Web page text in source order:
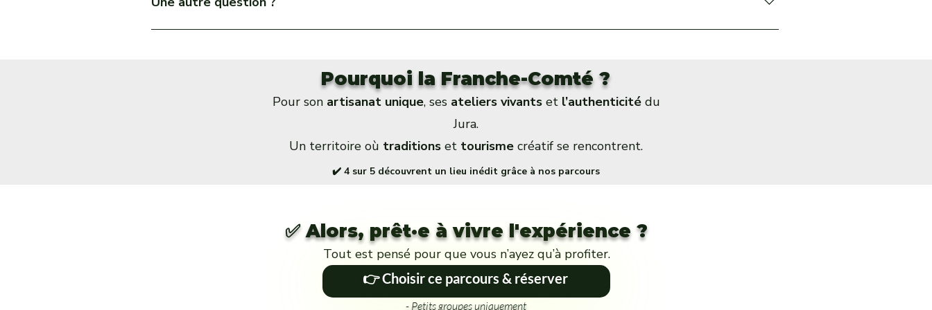
Pourquoi la Franche-Comté ?
Pour son artisanat unique, ses ateliers vivantset l’authenticité du
Jura.
Un territoire où traditions et tourisme créatif se rencontrent.
✔️ 4 sur 5 découvrent un lieu inédit grâce à nos parcours
✅ Alors, prêt·e à vivre l'expérience ?
Tout est pensé pour que vous n’ayez qu’à profiter.
👉 Choisir ce parcours & réserver
- Petits groupes uniquement